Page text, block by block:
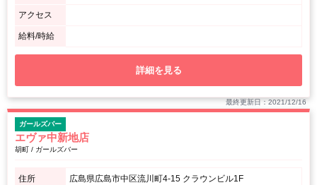
アクセス
給料/時給
詳細を見る
最終更新日：2021/12/16
ガールズバー
エヴァ中新地店
胡町 / ガールズバー
住所 広島県広島市中区流川町4-15 クラウンビル1F